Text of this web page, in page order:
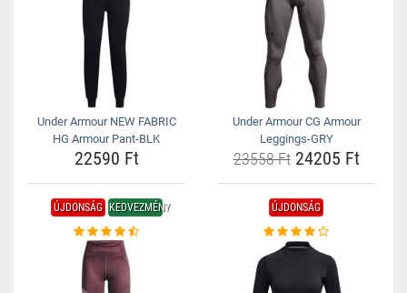
Under Armour NEW FABRIC
HG Armour Pant-BLK
22590 Ft
Under Armour CG Armour
Leggings-GRY
23558 Ft24205 Ft
ÚJDONSÁG KEDVEZMÉNY ÚJDONSÁG